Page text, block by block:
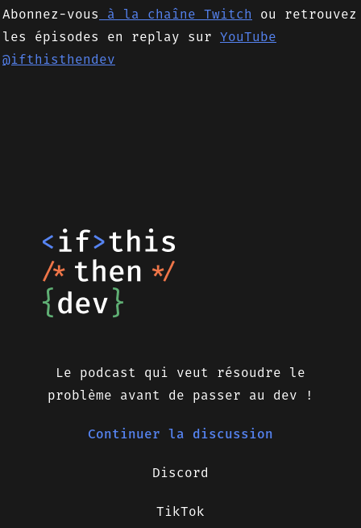
Abonnez-vous
à la chaîne Twitch
ou retrouvez
les épisodes en replay sur YouTube
@ifthisthendev
Le podcast qui veut résoudre le
problème avant de passer au dev !
Continuer la discussion
Discord
TikTok